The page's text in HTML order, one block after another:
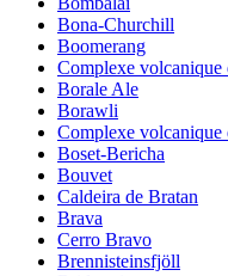
Bona-Churchill
Boomerang
Complexe
Borale Ale
Borawli
Complexe
Boset-Bericha
Bouvet
Caldeira de Bratan
Brava
Cerro Bravo
Brennisteinsfjöll